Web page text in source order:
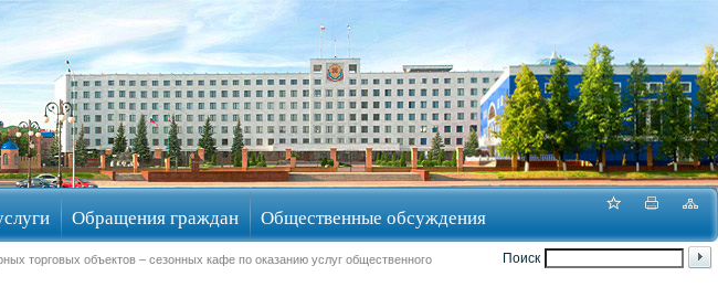
Обращения граждан Общественные обсуждения
Поиск
торговых объектов – сезонных кафе по оказанию услуг общественного